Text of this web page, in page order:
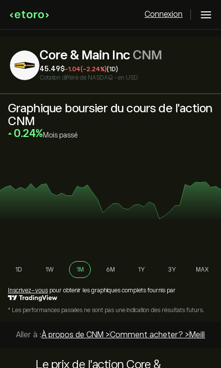
Connexion
Core & Main Inc CNM
45.49‎$‎-1.04(-2.24%)(1D)
Cotation différé de NASDAQ • en USD
Graphique boursier du cours de l'action
CNM
‎0.24‎ Mois passé
1D 1W 1M 6M 1Y 3Y MAX
Inscrivez-vous pour obtenir les graphiques complets fournis par
* Les performances passées ne sont pas une indication des résultats futurs.
Aller à :À propos de CNM >Comment acheter? >
Le prix de l'action Core &